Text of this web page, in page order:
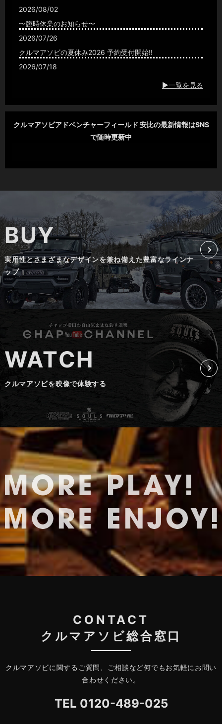
2026/08/02
〜臨時休業のお知らせ〜
2026/07/26
クルマアソビの夏休み2026 予約受付開始!!
2026/07/18
夏の夜をさらに盛り上げる場所「ガレージバー」
ミストシャワーのお届け
2026/07/02
▶一覧を見る
クルマアソビアドベンチャーフィールド 安比の最新情報はSNS
で随時更新中
BUY
実用性とさまざまなデザインを兼ね備えた豊富なラインナ
ップ
WATCH
クルマアソビを映像で体験する
CONTACT
クルマアソビ総合窓口
クルマアソビに関するご質問、ご相談など何でもお気軽にお問い
合わせください。
TEL 0120-489-025